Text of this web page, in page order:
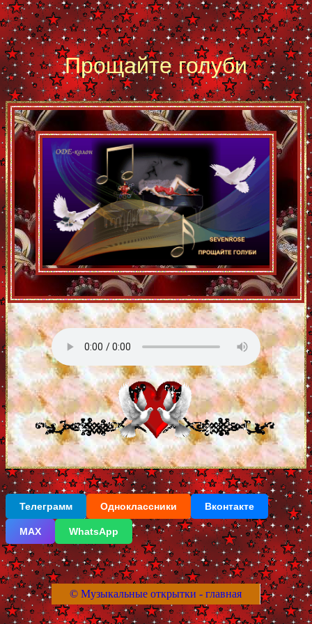
Прощайте голуби
Телеграмм Одноклассники Вконтакте
МАХ WhatsApp
© Музыкальные открытки - главная